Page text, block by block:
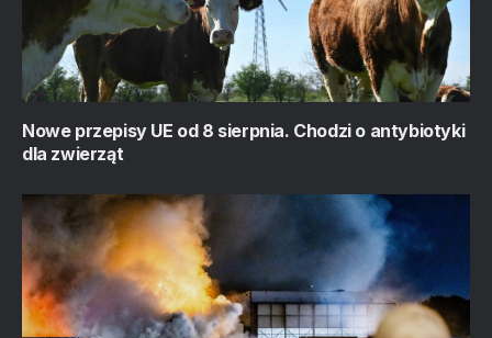
Nowe przepisy UE od 8 sierpnia. Chodzi o antybiotyki
dla zwierząt